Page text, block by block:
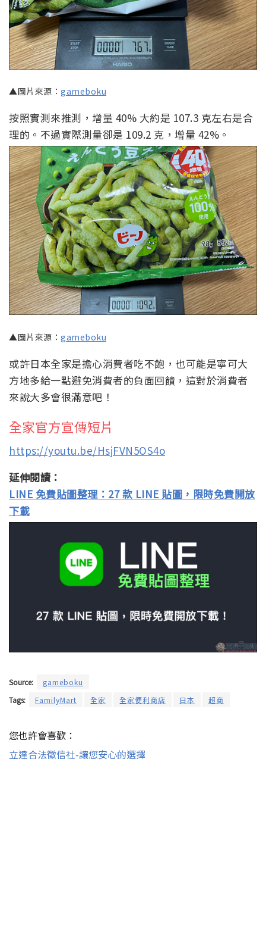
▲圖片來源： gameboku
按照實測來推測，增量 40% 大約是 107.3 克左右是合
理的。不過實際測量卻是 109.2 克，增量 42%。
▲圖片來源： gameboku
或許日本全家是擔心消費者吃不飽，也可能是寧可大
方地多給一點避免消費者的負面回饋，這對於消費者
來說大多會很滿意吧！
全家官方宣傳短片
https://youtu.be/HsjFVN5OS4o
延伸閱讀：
LINE 免費貼圖整理：27 款 LINE 貼圖，限時免費開放
下載
Source:
gameboku
Tags:
FamilyMart 全家 全家便利商店 日本 超商
您也許會喜歡：
立達合法徵信社-讓您安心的選擇